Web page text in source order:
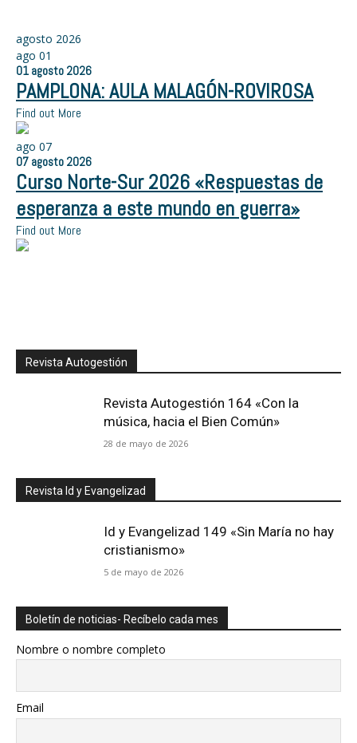
agosto 2026
ago 01
01 agosto 2026
PAMPLONA: AULA MALAGÓN-ROVIROSA
Find out More
ago 07
07 agosto 2026
Curso Norte-Sur 2026 «Respuestas de
esperanza a este mundo en guerra»
Find out More
Revista Autogestión
Revista Autogestión 164 «Con la
música, hacia el Bien Común»
28 de mayo de 2026
Revista Id y Evangelizad
Id y Evangelizad 149 «Sin María no hay
cristianismo»
5 de mayo de 2026
Boletín de noticias- Recíbelo cada mes
Nombre o nombre completo
Email